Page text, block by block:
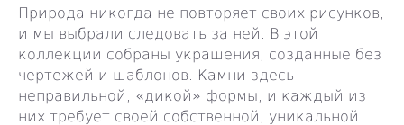
Природа никогда не повторяет своих рисунков,
и мы выбрали следовать за ней. В этой
коллекции собраны украшения, созданные без
чертежей и шаблонов. Камни здесь
неправильной, «дикой» формы, и каждый из
них требует своей собственной, уникальной